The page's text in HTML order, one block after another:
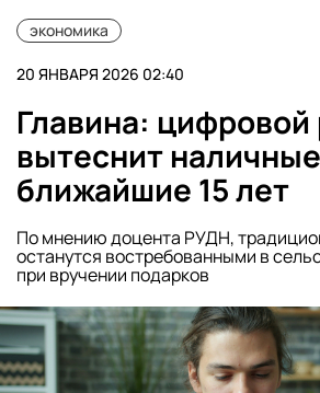
экономика
20 ЯНВАРЯ 2026 02:40
Главина: цифровой
вытеснит
ближайшие 15 лет
По мнению доцента РУДН,
останутся востребованными в
при вручении подарков